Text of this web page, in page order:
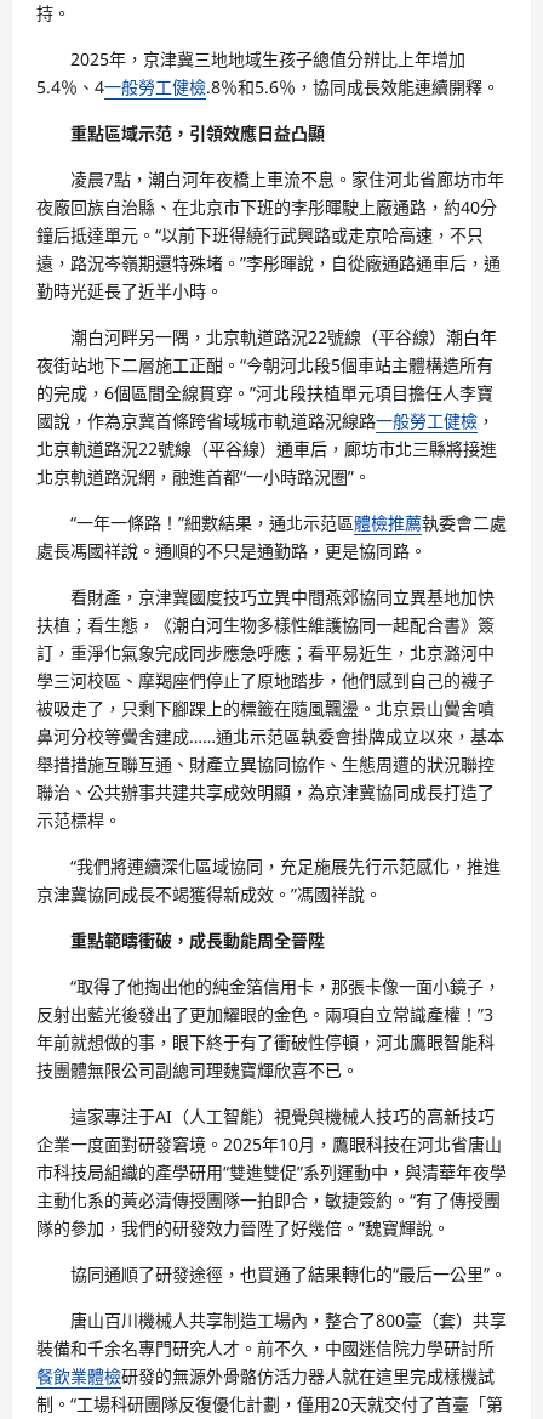
持。
2025年，京津冀三地地域生孩子總值分辨比上年增加
5.4％、4一般勞工健檢.8％和5.6％，協同成長效能連續開釋。
重點區域示范，引領效應日益凸顯
凌晨7點，潮白河年夜橋上車流不息。家住河北省廊坊市年
夜廠回族自治縣、在北京市下班的李彤暉駛上廠通路，約40分
鐘后抵達單元。“以前下班得繞行武興路或走京哈高速，不只
遠，路況岑嶺期還特殊堵。”李彤暉說，自從廠通路通車后，通
勤時光延長了近半小時。
潮白河畔另一隅，北京軌道路況22號線（平谷線）潮白年
夜街站地下二層施工正酣。“今朝河北段5個車站主體構造所有
的完成，6個區間全線貫穿。”河北段扶植單元項目擔任人李寶
國說，作為京冀首條跨省域城市軌道路況線路一般勞工健檢 ，
北京軌道路況22號線（平谷線）通車后，廊坊市北三縣將接進
北京軌道路況網，融進首都“一小時路況圈”。
“一年一條路！”細數結果，通北示范區體檢推薦執委會二處
處長馮國祥說。通順的不只是通勤路，更是協同路。
看財產，京津冀國度技巧立異中間燕郊協同立異基地加快
扶植；看生態，《潮白河生物多樣性維護協同一起配合書》簽
訂，重淨化氣象完成同步應急呼應；看平易近生，北京潞河中
學三河校區、摩羯座們停止了原地踏步，他們感到自己的襪子
被吸走了，只剩下腳踝上的標籤在隨風飄盪。北京景山黌舍噴
鼻河分校等黌舍建成……通北示范區執委會掛牌成立以來，基本
舉措措施互聯互通、財產立異協同協作、生態周遭的狀況聯控
聯治、公共辦事共建共享成效明顯，為京津冀協同成長打造了
示范標桿。
“我們將連續深化區域協同，充足施展先行示范感化，推進
京津冀協同成長不竭獲得新成效。”馮國祥說。
重點範疇衝破，成長動能周全晉陞
“取得了他掏出他的純金箔信用卡，那張卡像一面小鏡子，
反射出藍光後發出了更加耀眼的金色。兩項自立常識產權！”3
年前就想做的事，眼下終于有了衝破性停頓，河北鷹眼智能科
技團體無限公司副總司理魏寶輝欣喜不已。
這家專注于AI（人工智能）視覺與機械人技巧的高新技巧
企業一度面對研發窘境。2025年10月，鷹眼科技在河北省唐山
市科技局組織的產學研用“雙進雙促”系列運動中，與清華年夜學
主動化系的黃必清傳授團隊一拍即合，敏捷簽約。“有了傳授團
隊的參加，我們的研發效力晉陞了好幾倍。”魏寶輝說。
協同通順了研發途徑，也買通了結果轉化的“最后一公里”。
唐山百川機械人共享制造工場內，整合了800臺（套）共享
裝備和千余名專門研究人才。前不久，中國迷信院力學研討所
餐飲業體檢研發的無源外骨骼仿活力器人就在這里完成樣機試
制。“工場科研團隊反復優化計劃，僅用20天就交付了首臺「第